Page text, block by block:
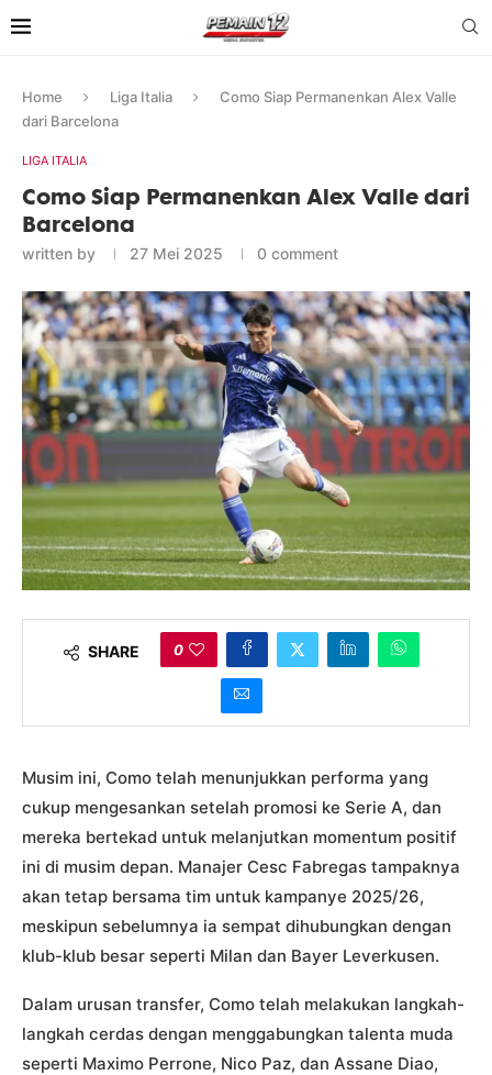
Home Liga Italia
Como Siap Permanenkan Alex Valle
dari Barcelona
LIGA ITALIA
Como Siap Permanenkan Alex Valle dari
Barcelona
written by 27 Mei 2025 0 comment
SHARE 0
Musim ini, Como telah menunjukkan performa yang
cukup mengesankan setelah promosi ke Serie A, dan
mereka bertekad untuk melanjutkan momentum positif
ini di musim depan. Manajer Cesc Fabregas tampaknya
akan tetap bersama tim untuk kampanye 2025/26,
meskipun sebelumnya ia sempat dihubungkan dengan
klub-klub besar seperti Milan dan Bayer Leverkusen.
Dalam urusan transfer, Como telah melakukan langkah-
langkah cerdas dengan menggabungkan talenta muda
seperti Maximo Perrone, Nico Paz, dan Assane Diao,